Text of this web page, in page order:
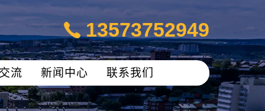
13573752949
流 新闻中心 联系我们